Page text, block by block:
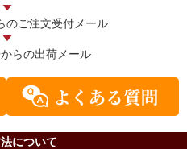
のご注文受付メール
らの出荷メール
について